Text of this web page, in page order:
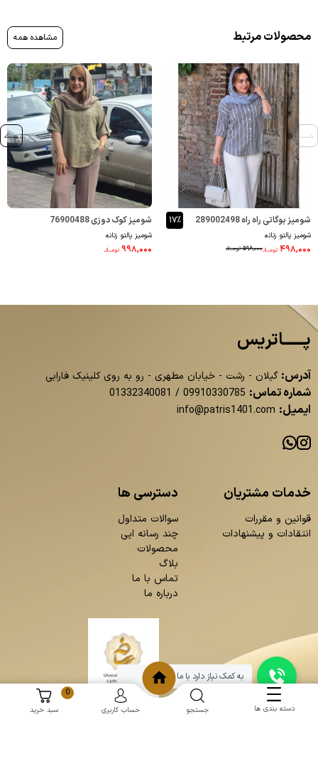
محصولات مرتبط مشاهده همه
شومیز بوگاتی راه راه 289002498
شومیز پالتو زنانه
۵۹۸,۰۰۰ تومــانـ ۴۹۸,۰۰۰ تومــانـ
۱۷٪ شومیز کوک دوزی 76900488
شومیز پالتو زنانه
۹۹۸,۰۰۰ تومــانـ
پــــــاتریس
آدرس: گیلان - رشت - خیابان مطهری - رو به روی کلینیک فارابی
شماره تماس: 09910330785
/
01332340081
ایمیل: info@patris1401.com
خدمات مشتریان
قوانین و مقررات
انتقادات و پیشنهادات
دسترسی ها
سوالات متداول
چند رسانه ایی
محصولات
بلاگ
تماس با ما
درباره ما
دسته بندی ها جستجو حساب کاربری
0
سبد خرید
به کمک نیاز دارد با ما چت کنید